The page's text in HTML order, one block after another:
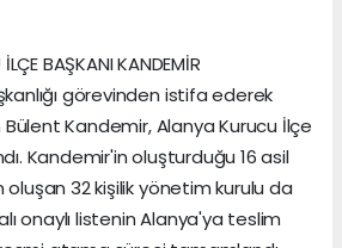
BAŞKANI KANDEMİR
görevinden istifa ederek
Bülent Kandemir, Alanya Kurucu İlçe
Kandemir'in oluşturduğu 16 asil
32 kişilik yönetim kurulu da
onaylı listenin Alanya'ya teslim